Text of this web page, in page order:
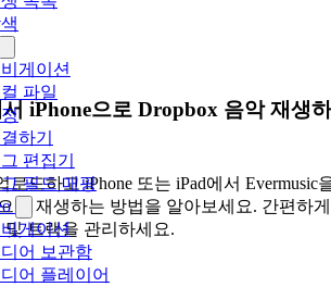
게이션
파일
하기
편집기
필드 매핑
게이션
어 보관함
어 플레이어
iPhone으로 Dropbox 음악 재생하
로드하고 iPhone 또는 iPad에서 Evermusic
로 재생하는 방법을 알아보세요. 간편하게
트랙을 관리하세요.